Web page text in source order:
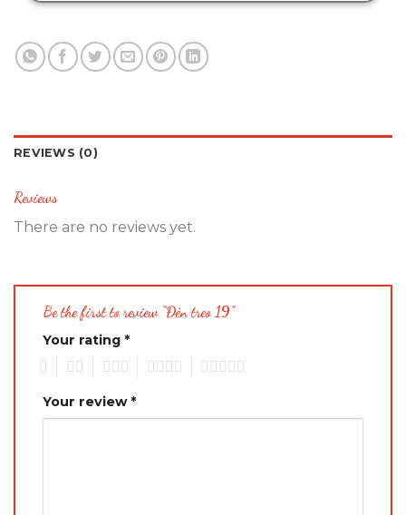
REVIEWS (0)
Reviews
There are no reviews yet.
Be the first to review “Đèn treo 19”
Your rating *
Your review*